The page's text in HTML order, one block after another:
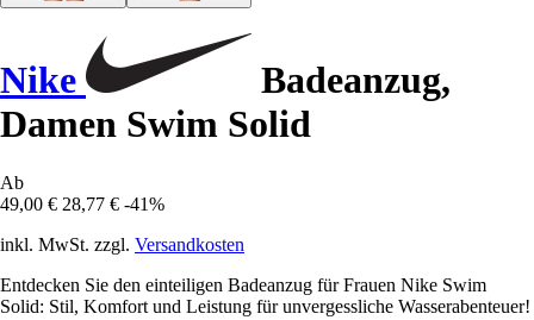
Nike
Badeanzug,
Damen Swim Solid
Ab
49,00 € 28,77 € -41%
inkl. MwSt. zzgl. Versandkosten
Entdecken Sie den einteiligen Badeanzug für Frauen Nike Swim
Solid: Stil, Komfort und Leistung für unvergessliche Wasserabenteuer!